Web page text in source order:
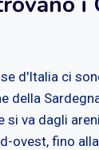
d'Italia ci
della
si va dagli
ovest, fino